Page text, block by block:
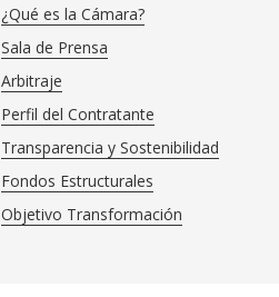
¿Qué es la Cámara?
Sala de Prensa
Arbitraje
Perfil del Contratante
Transparencia y Sostenibilidad
Fondos Estructurales
Objetivo Transformación